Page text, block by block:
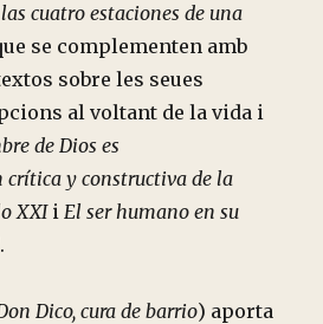
cuatro estaciones de una
se complementen amb
sobre les seues
al voltant de la vida i
de Dios es
crítica y constructiva de la
XXIiEl ser humano en su
.
Dico, cura de barrio) aporta